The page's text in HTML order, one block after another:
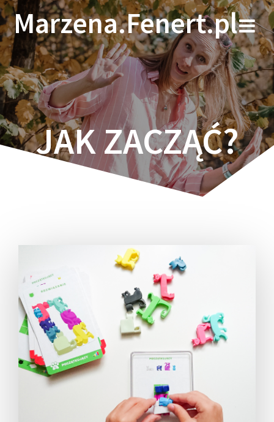
Skip
to
content
Marzena.Fenert.pl
JAK ZACZĄĆ?